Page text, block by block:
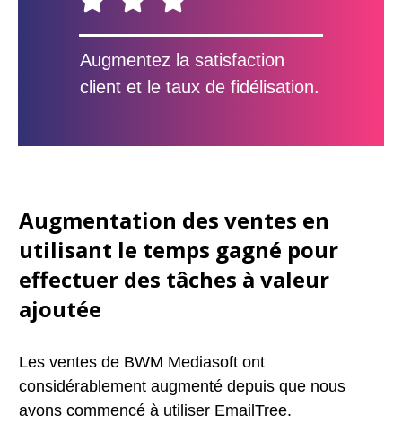
Augmentez la satisfaction
client et le taux de fidélisation.
Augmentation des ventes en
utilisant le temps gagné pour
effectuer des tâches à valeur
ajoutée
Les ventes de BWM Mediasoft ont
considérablement augmenté depuis que nous
avons commencé à utiliser EmailTree.